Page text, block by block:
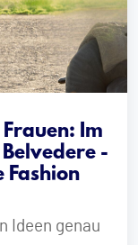
Im
-
Fashion
Ideen genau